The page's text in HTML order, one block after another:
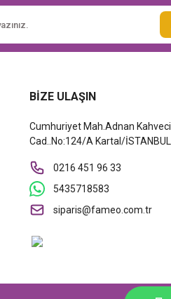
BİZE ULAŞIN
Cumhuriyet Mah.Adnan Kahveci
Cad..No:124/A Kartal/İSTANBUL
0216 451 96 33
5435718583
siparis@fameo.com.tr